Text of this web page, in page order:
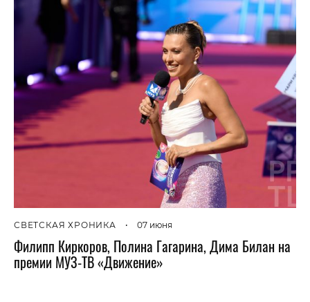
ПОКОЛЕНИЕ
СВЕТСКАЯ ХРОНИКА • 07 июня
Филипп Киркоров, Полина Гагарина, Дима Билан на
премии МУЗ-ТВ «Движение»